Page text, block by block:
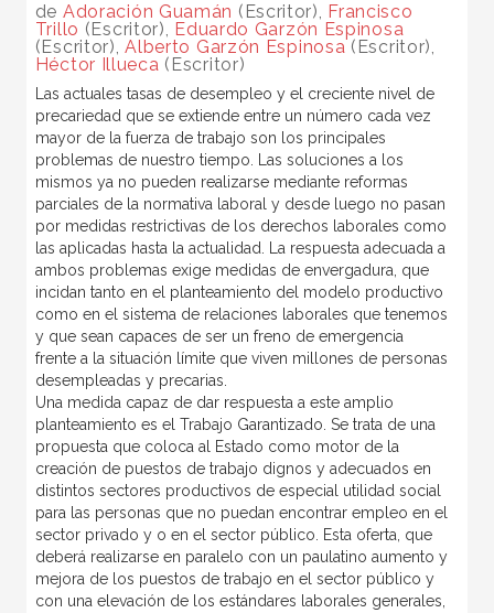
de Adoración Guamán (Escritor), Francisco
Trillo (Escritor), Eduardo Garzón Espinosa
(Escritor),Alberto Garzón Espinosa (Escritor),
Héctor Illueca (Escritor)
Las actuales tasas de desempleo y el creciente nivel de
precariedad que se extiende entre un número cada vez
mayor de la fuerza de trabajo son los principales
problemas de nuestro tiempo. Las soluciones a los
mismos ya no pueden realizarse mediante reformas
parciales de la normativa laboral y desde luego no pasan
por medidas restrictivas de los derechos laborales como
las aplicadas hasta la actualidad. La respuesta adecuada a
ambos problemas exige medidas de envergadura, que
incidan tanto en el planteamiento del modelo productivo
como en el sistema de relaciones laborales que tenemos
y que sean capaces de ser un freno de emergencia
frente a la situación límite que viven millones de personas
desempleadas y precarias.
Una medida capaz de dar respuesta a este amplio
planteamiento es el Trabajo Garantizado. Se trata de una
propuesta que coloca al Estado como motor de la
creación de puestos de trabajo dignos y adecuados en
distintos sectores productivos de especial utilidad social
para las personas que no puedan encontrar empleo en el
sector privado y o en el sector público. Esta oferta, que
deberá realizarse en paralelo con un paulatino aumento y
mejora de los puestos de trabajo en el sector público y
con una elevación de los estándares laborales generales,